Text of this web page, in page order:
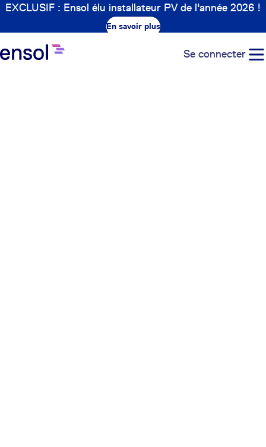
EXCLUSIF : Ensol élu installateur PV de l'année 2026 !
En savoir plus
Se connecter